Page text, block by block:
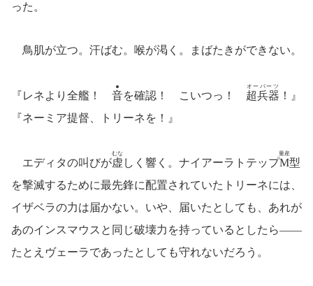
った。
鳥肌が立つ。汗ばむ。喉が渇く。まばたきができない。
『レネより全艦！ 音を確認！ こいつっ！ 超兵器
オーパーツ
！』
『ネーミア提督、トリーネを！』
エディタの叫びが虚
むな
しく響く。ナイアーラトテップM
量産
型
を撃滅するために最先鋒に配置されていたトリーネには、
イザベラの力は届かない。いや、届いたとしても、あれが
あのインスマウスと同じ破壊力を持っているとしたら――
たとえヴェーラであったとしても守れないだろう。